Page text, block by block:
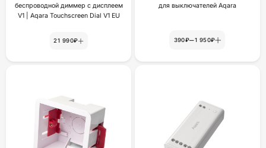
беспроводной диммер с дисплеем
V1 | Aqara Touchscreen Dial V1 EU
21 990₽
для выключателей Aqara
390₽–1 950₽